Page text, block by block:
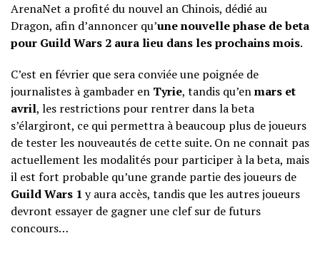
ArenaNet a profité du nouvel an Chinois, dédié au
Dragon, afin d’annoncer qu’une nouvelle phase de beta
pour Guild Wars 2 aura lieu dans les prochains mois.
C’est en février que sera conviée une poignée de
journalistes à gambader en Tyrie, tandis qu’enmars et
avril, les restrictions pour rentrer dans la beta
s’élargiront, ce qui permettra à beaucoup plus de joueurs
de tester les nouveautés de cette suite. On ne connait pas
actuellement les modalités pour participer à la beta, mais
il est fort probable qu’une grande partie des joueurs de
Guild Wars 1 y aura accès, tandis que les autres joueurs
devront essayer de gagner une clef sur de futurs
concours…